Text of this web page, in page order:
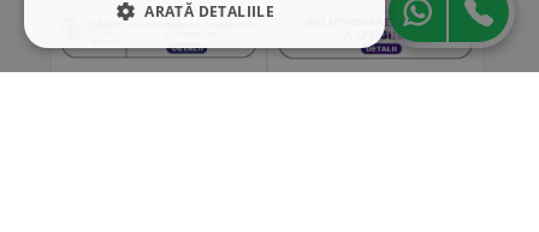
ARATĂ DETALIILE
STRICT NECESARE